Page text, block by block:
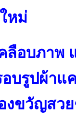
หม่
ลือบภาพ
บรูปผ้าแ
งขวัญสว